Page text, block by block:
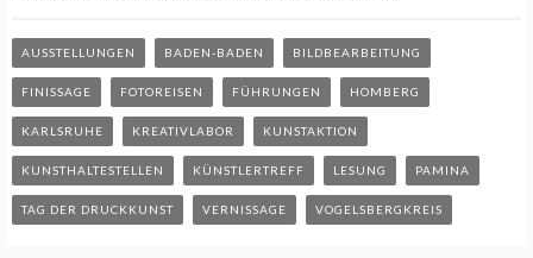
AUSSTELLUNGEN BADEN-BADEN BILDBEARBEITUNG
FINISSAGE FOTOREISEN FÜHRUNGEN HOMBERG
KARLSRUHE KREATIVLABOR KUNSTAKTION
KUNSTHALTESTELLEN KÜNSTLERTREFF LESUNG PAMINA
TAG DER DRUCKKUNST VERNISSAGE VOGELSBERGKREIS